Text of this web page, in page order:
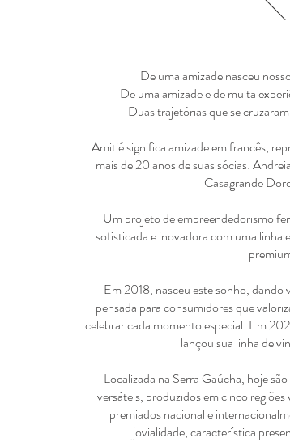
De uma amizade nasceu
De uma amizade e de muita
Duas trajetórias que se
Amitié significa amizade em francês,
mais de 20 anos de suas sócias:
Casagrande
Um projeto de empreendedorismo
sofisticada e inovadora com uma linha
Em 2018, nasceu este sonho, dando
pensada para consumidores que
celebrar cada momento especial. Em
lançou sua linha de
Localizada na Serra Gaúcha, hoje
versáteis, produzidos em cinco
premiados nacional e
jovialidade, característica